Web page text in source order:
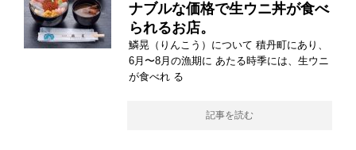
ナブルな価格で生ウニ丼が食べ
られるお店。
鱗晃（りんこう）について 積丹町にあり、
6月〜8月の漁期に あたる時季には、生ウニ
が食べれ る
記事を読む